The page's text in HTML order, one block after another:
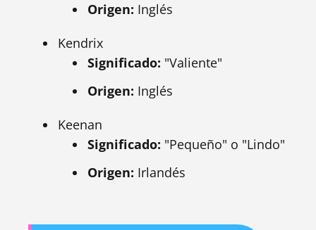
Origen: Inglés
Kendrix
Significado: "Valiente"
Origen: Inglés
Keenan
Significado: "Pequeño" o "Lindo"
Origen: Irlandés